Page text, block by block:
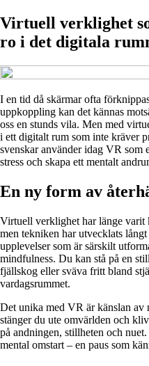
Virtuell verklighet
ro i det digitala
I en tid då skärmar ofta
uppkoppling kan det kännas
oss en stunds vila. Men med
i ett digitalt rum som inte kräver
svenskar använder idag VR
stress och skapa ett mentalt
En ny form av
Virtuell verklighet har länge
men tekniken har utvecklats
upplevelser som är särskilt
mindfulness. Du kan stå på en
fjällskog eller sväva fritt bland
vardagsrummet.
Det unika med VR är känslan av
stänger du ute omvärlden och
på andningen, stillheten och
mental omstart – en paus som